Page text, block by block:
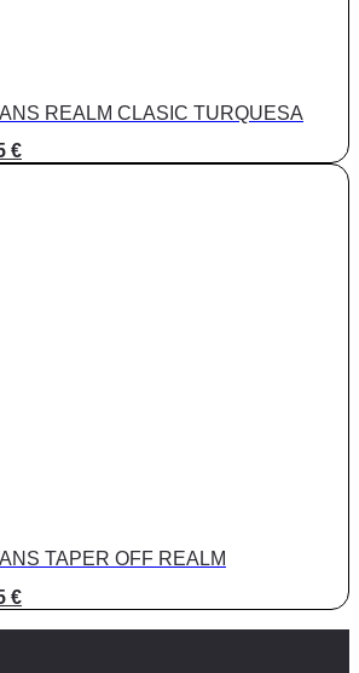
REALM CLASIC TURQUESA
€El
precio
TAPER OFF REALM
€El